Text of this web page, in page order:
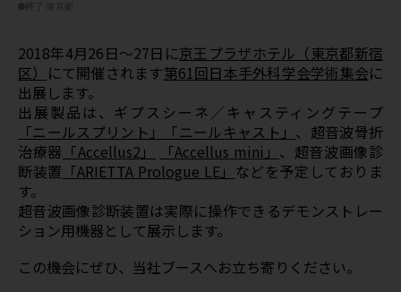
2018年4月26日～27日に京王プラザホテル（東京都新宿
区） にて開催されます第61回日本手外科学会学術集会に
出展します。
出展製品は、ギプスシーネ／キャスティングテープ
「ニールスプリント」「ニールキャスト 」 、超音波骨折
治療器 「Accellus2 」 「Accellus mini 」 、超音波画像診
断装置 「ARIETTA Prologue LE」 などを予定しておりま
す。
超音波画像診断装置は実際に操作できるデモンストレー
ション用機器として展示します。
この機会にぜひ、当社ブースへお立ち寄りください。